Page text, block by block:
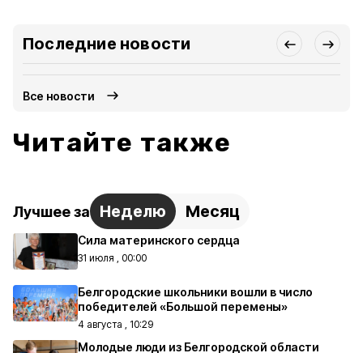
Последние новости
Все новости
Читайте также
Лучшее за Неделю Месяц
Сила материнского сердца
31 июля , 00:00
Белгородские школьники вошли в число
победителей «Большой перемены»
4 августа , 10:29
Молодые люди из Белгородской области